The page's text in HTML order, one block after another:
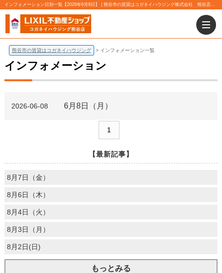
インフォメーション日別一覧【2026年6月8日】 | 熊谷市の賃貸はコガネイハウジング株式会社 熊谷店にお任せ下さい！
熊谷市の賃貸はコガネイハウジング インフォメーション一覧
インフォメーション
2026-06-08 6月8日（月）
1
【最新記事】
8月7日（金）
8月6日（木）
8月4日（火）
8月3日（月）
8月2日(日)
もっとみる